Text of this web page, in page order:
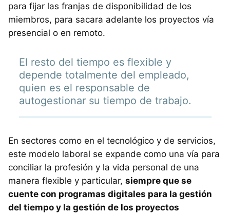
para fijar las franjas de disponibilidad de los
miembros, para sacara adelante los proyectos vía
presencial o en remoto.
El resto del tiempo es flexible y
depende totalmente del empleado,
quien es el responsable de
autogestionar su tiempo de trabajo.
En sectores como en el tecnológico y de servicios,
este modelo laboral se expande como una vía para
conciliar la profesión y la vida personal de una
manera flexible y particular, siempre que se
cuente con programas digitales para la gestión
del tiempo y la gestión de los proyectos